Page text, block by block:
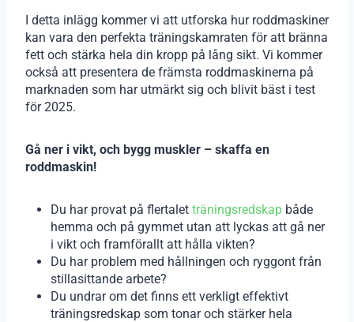
I detta inlägg kommer vi att utforska hur roddmaskiner
kan vara den perfekta träningskamraten för att bränna
fett och stärka hela din kropp på lång sikt. Vi kommer
också att presentera de främsta roddmaskinerna på
marknaden som har utmärkt sig och blivit bäst i test
för 2025.
Gå ner i vikt, och bygg muskler – skaffa en
roddmaskin!
Du har provat på flertalet träningsredskap både
hemma och på gymmet utan att lyckas att gå ner
i vikt och framförallt att hålla vikten?
Du har problem med hållningen och ryggont från
stillasittande arbete?
Du undrar om det finns ett verkligt effektivt
träningsredskap som tonar och stärker hela